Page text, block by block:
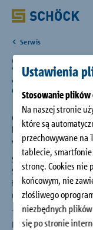
Ustawienia
Stosowanie plików
Na naszej stronie
które są
przechowywane na
tablecie,
stronę. Cookies nie
końcowym, nie
złośliwego
niezbędnych
się po stronie
Zastosowania
Produkty
Do pobrania
Serwis
Poland (PL)
Serwis
Seminaria z
Zapraszamy
Oferujemy naszym
będą mogli uzyskać
w technice
Seminaria : Na wielu
Schöck i jej
informacje na temat
naukowych oraz z
Targi: Informacji na
Państwo na